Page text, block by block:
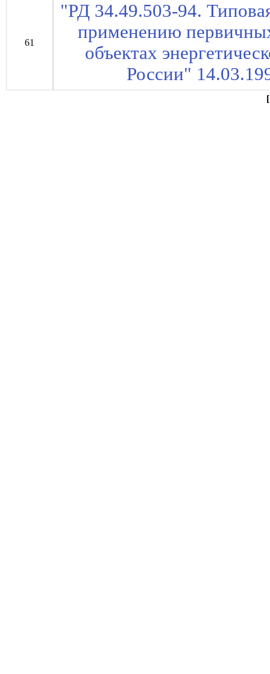
61
"РД 34.49.503-94.
применению
объектах
России"